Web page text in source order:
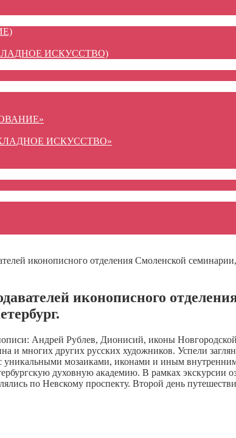
ИСКУССТВО)
ИСКУССТВО»
иконописного отделения Смоленской
иконописного
Андрей Рублев, Дионисий, иконы
и многих других русских художников. Успели
мозаиками, иконами и иным
духовную академию. В рамках экскурсии
по Невскому проспекту. Второй день